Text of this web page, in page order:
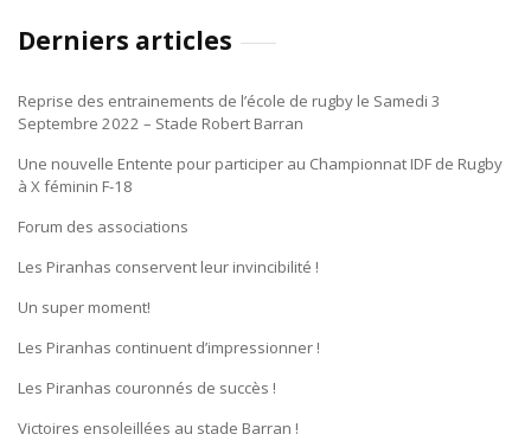
Derniers articles
Reprise des entrainements de l’école de rugby le Samedi 3
Septembre 2022 – Stade Robert Barran
Une nouvelle Entente pour participer au Championnat IDF de Rugby
à X féminin F-18
Forum des associations
Les Piranhas conservent leur invincibilité !
Un super moment!
Les Piranhas continuent d’impressionner !
Les Piranhas couronnés de succès !
Victoires ensoleillées au stade Barran !